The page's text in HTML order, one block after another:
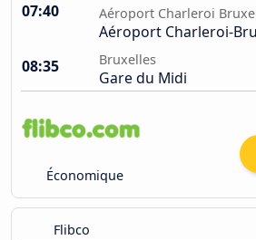
07:40 Aéroport Charleroi
Aéroport Charleroi-
08:35
Bruxelles
Gare du Midi
Économique
Flibco